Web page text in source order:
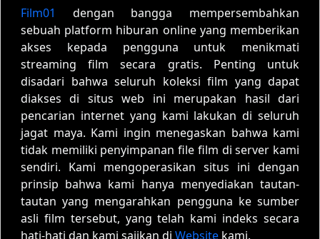
Film01
dengan bangga mempersembahkan
sebuah platform hiburan online yang memberikan
akses kepada pengguna untuk menikmati
streaming film secara gratis. Penting untuk
disadari bahwa seluruh koleksi film yang dapat
diakses di situs web ini merupakan hasil dari
pencarian internet yang kami lakukan di seluruh
jagat maya. Kami ingin menegaskan bahwa kami
tidak memiliki penyimpanan file film di server kami
sendiri. Kami mengoperasikan situs ini dengan
prinsip bahwa kami hanya menyediakan tautan-
tautan yang mengarahkan pengguna ke sumber
asli film tersebut, yang telah kami indeks secara
hati-hati dan kami sajikan di Website kami.